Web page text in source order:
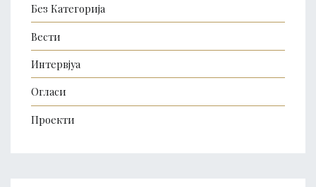
Без Категорија
Вести
Интервјуа
Огласи
Проекти